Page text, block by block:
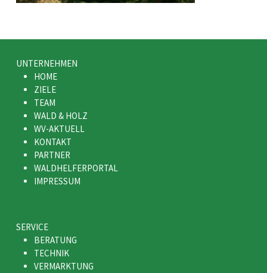
UNTERNEHMEN
HOME
ZIELE
TEAM
WALD & HOLZ
WV-AKTUELL
KONTAKT
PARTNER
WALDHELFERPORTAL
IMPRESSUM
SERVICE
BERATUNG
TECHNIK
VERMARKTUNG